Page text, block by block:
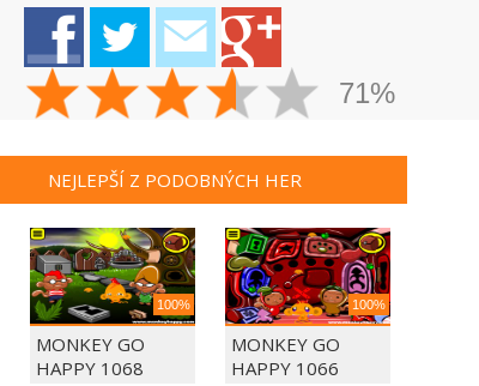
71%
NEJLEPŠÍ Z PODOBNÝCH HER
100%
MONKEY GO
HAPPY 1068
100%
MONKEY GO
HAPPY 1066